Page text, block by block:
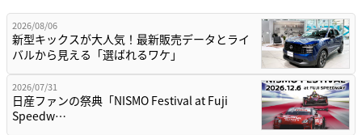
2026/08/06
新型キックスが大人気！最新販売データとライ
バルから見える「選ばれるワケ」
2026/07/31
日産ファンの祭典「NISMO Festival at Fuji
Speedw…